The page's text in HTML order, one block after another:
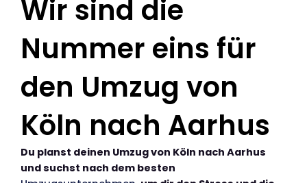
Wir sind die
Nummer eins für
den Umzug von
Köln nach Aarhus
Du planst deinen Umzug von Köln nach Aarhus
und suchst nach dem besten